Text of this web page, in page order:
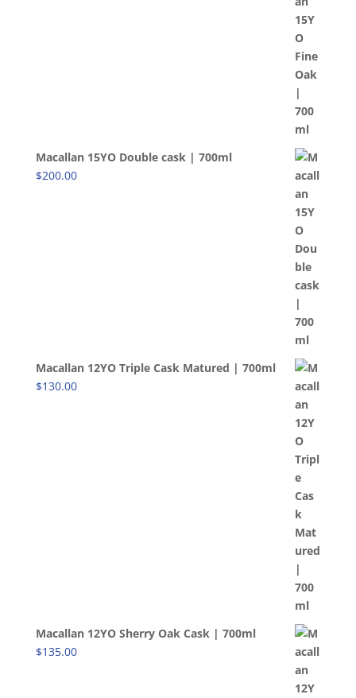
Macallan 15YO Double cask | 700ml
$200.00
Macallan 12YO Triple Cask Matured | 700ml
$130.00
Macallan 12YO Sherry Oak Cask | 700ml
$135.00